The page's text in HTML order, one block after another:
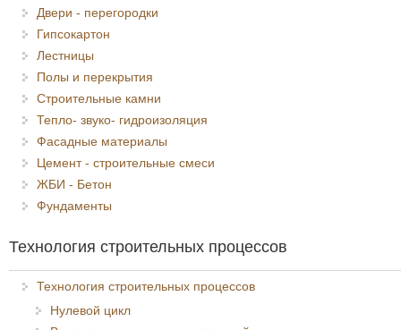
Двери - перегородки
Гипсокартон
Лестницы
Полы и перекрытия
Строительные камни
Тепло- звуко- гидроизоляция
Фасадные материалы
Цемент - строительные смеси
ЖБИ - Бетон
Фундаменты
Технология строительных процессов
Технология строительных процессов
Нулевой цикл